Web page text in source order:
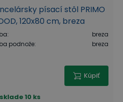
písací stôl PRIMO
120x80 cm, breza
:
breza
podnože: breza
Kúpiť
10 ks